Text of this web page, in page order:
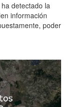
detectado la
información
poder